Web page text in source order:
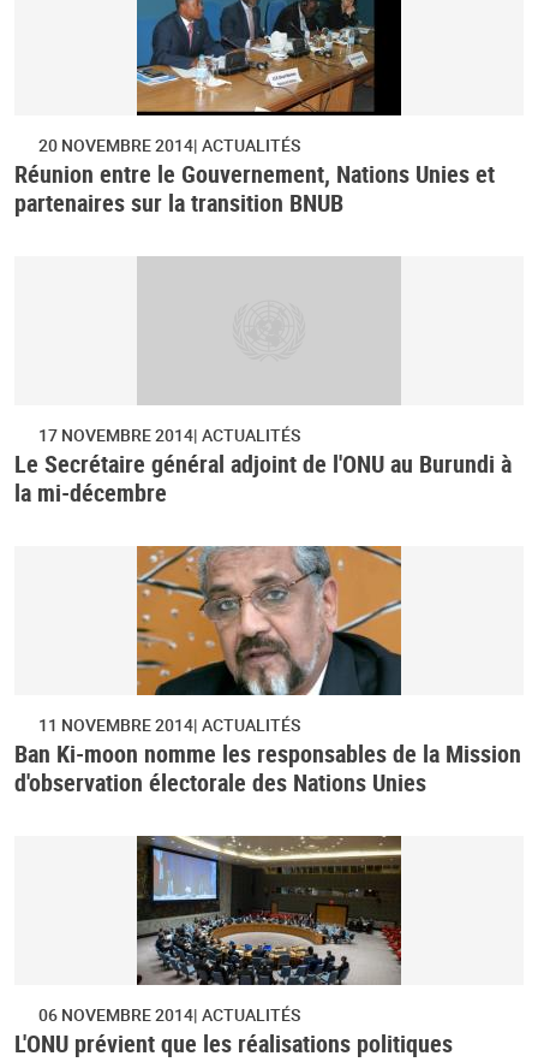
20 NOVEMBRE 2014 ACTUALITÉS
Réunion entre le Gouvernement, Nations Unies et
partenaires sur la transition BNUB
17 NOVEMBRE 2014 ACTUALITÉS
Le Secrétaire général adjoint de l'ONU au Burundi à
la mi-décembre
11 NOVEMBRE 2014 ACTUALITÉS
Ban Ki-moon nomme les responsables de la Mission
d'observation électorale des Nations Unies
06 NOVEMBRE 2014 ACTUALITÉS
L'ONU prévient que les réalisations politiques